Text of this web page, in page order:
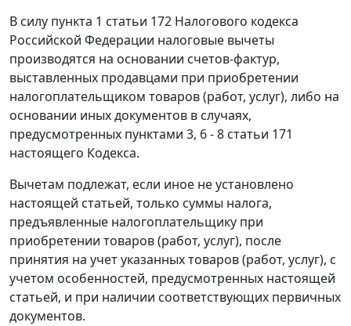
В силу пункта 1 статьи 172 Налогового кодекса
Российской Федерации налоговые вычеты
производятся на основании счетов-фактур,
выставленных продавцами при приобретении
налогоплательщиком товаров (работ, услуг), либо на
основании иных документов в случаях,
предусмотренных пунктами 3, 6 - 8 статьи 171
настоящего Кодекса.
Вычетам подлежат, если иное не установлено
настоящей статьей, только суммы налога,
предъявленные налогоплательщику при
приобретении товаров (работ, услуг), после
принятия на учет указанных товаров (работ, услуг), с
учетом особенностей, предусмотренных настоящей
статьей, и при наличии соответствующих первичных
документов.